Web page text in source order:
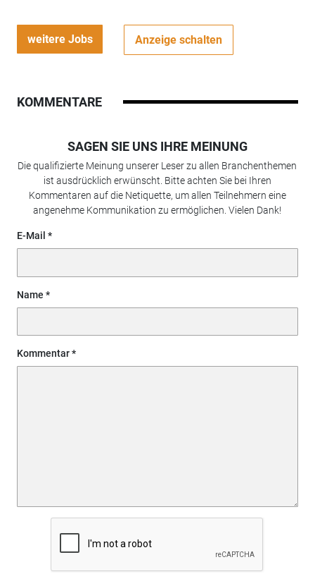
weitere Jobs Anzeige schalten
KOMMENTARE
SAGEN SIE UNS IHRE MEINUNG
Die qualifizierte Meinung unserer Leser zu allen Branchenthemen
ist ausdrücklich erwünscht. Bitte achten Sie bei Ihren
Kommentaren auf die Netiquette, um allen Teilnehmern eine
angenehme Kommunikation zu ermöglichen. Vielen Dank!
E-Mail
Name
Kommentar